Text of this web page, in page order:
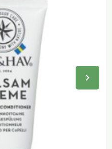
keyboard_arrow_right